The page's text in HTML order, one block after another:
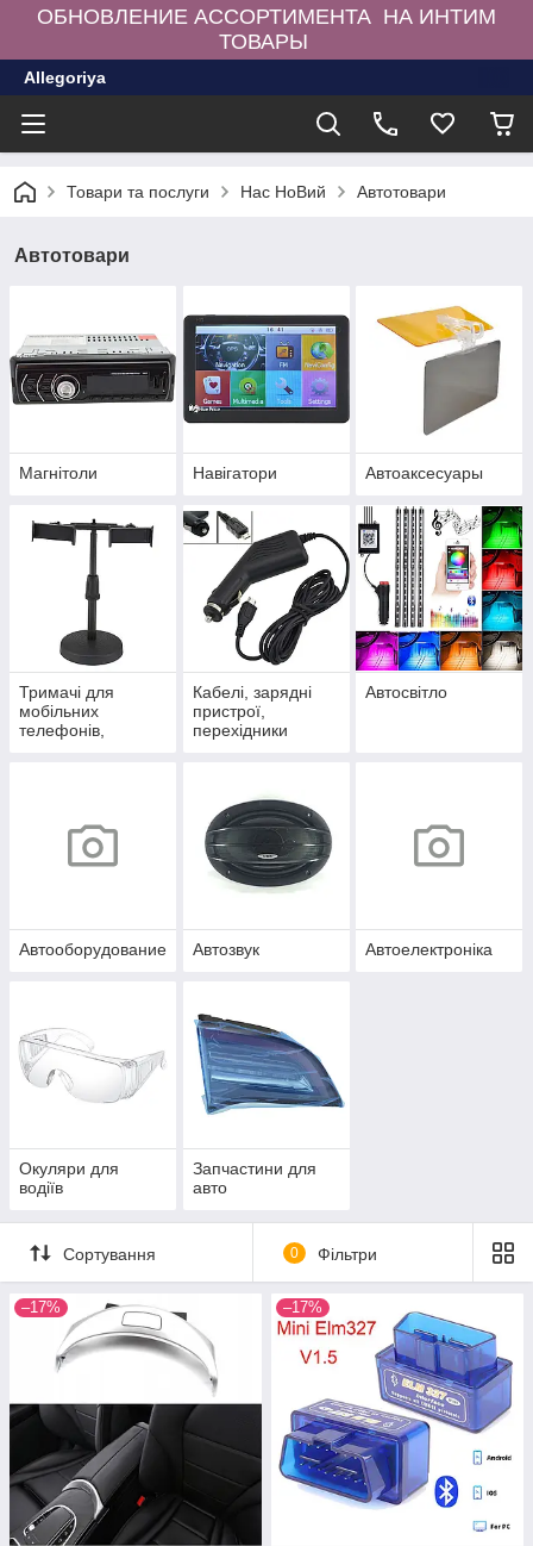
ОБНОВЛЕНИЕ АССОРТИМЕНТА НА ИНТИМ
ТОВАРЫ
Allegoriya
Товари та послуги Нас НоВий Автотовари
Автотовари
Магнітоли Навігатори Автоаксесуары
Тримачі для
мобільних
телефонів,
Кабелі, зарядні
пристрої,
перехідники
Автосвітло
Автооборудование Автозвук Автоелектроніка
Окуляри для
водіїв
Запчастини для
авто
Сортування 0 Фільтри
–17% –17%